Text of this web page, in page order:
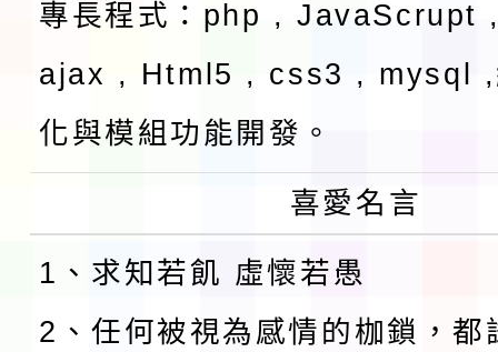
專長程式：php , JavaScrupt
ajax , Html5 , css3 , mysql ,
化與模組功能開發。
喜愛名言
1、求知若飢 虛懷若愚
2、任何被視為感情的枷鎖，都